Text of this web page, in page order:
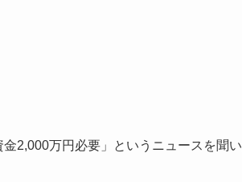
金2,000万円必要」というニュースを聞